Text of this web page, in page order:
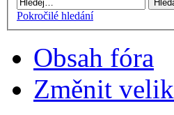
Pokročilé hledání
Obsah fóra
Změnit